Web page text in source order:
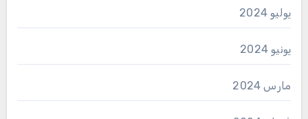
يوليو 2024
يونيو 2024
مارس 2024